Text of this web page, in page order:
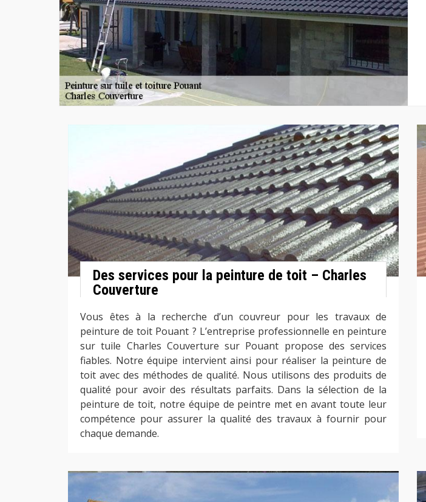
Des services pour la peinture de toit – Charles
Couverture
Vous êtes à la recherche d’un couvreur pour les travaux de
peinture de toit Pouant ? L’entreprise professionnelle en peinture
sur tuile Charles Couverture sur Pouant propose des services
fiables. Notre équipe intervient ainsi pour réaliser la peinture de
toit avec des méthodes de qualité. Nous utilisons des produits de
qualité pour avoir des résultats parfaits. Dans la sélection de la
peinture de toit, notre équipe de peintre met en avant toute leur
compétence pour assurer la qualité des travaux à fournir pour
chaque demande.